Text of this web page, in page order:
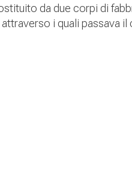
da due corpi di
i quali passava il